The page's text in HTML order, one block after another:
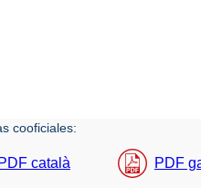
cooficiales:
PDF català PDF